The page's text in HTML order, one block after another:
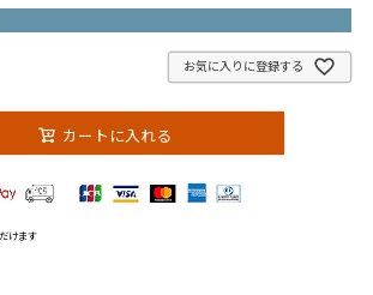
お気に入りに登録する
カートに入れる
けます